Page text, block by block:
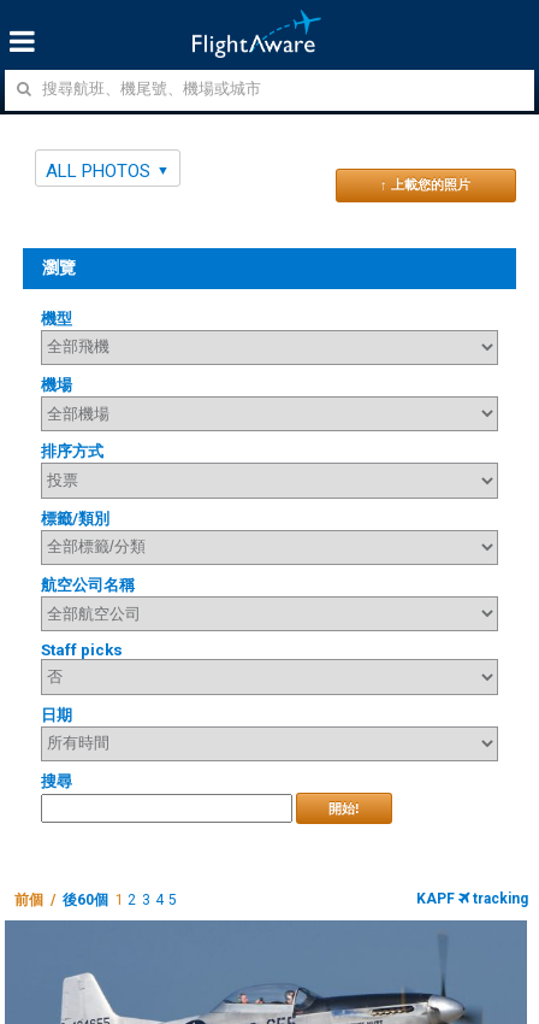
ALL PHOTOS
↑ 上載您的照片
瀏覽
機型
機場
排序方式
標籤/類別
航空公司名稱
Staff picks
日期
搜尋
開始!
前個 /後60個 1 2 3 4 5 KAPF tracking